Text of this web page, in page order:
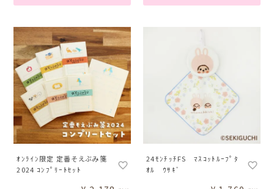
ｵﾝﾗｲﾝ限定 定番そえぶみ箋
2024 ｺﾝﾌﾟﾘｰﾄｾｯﾄ
24ﾓﾝﾁｯﾁFS ﾏｽｺｯﾄﾙｰﾌﾟﾀ
ｵﾙ ｳｻｷﾞ